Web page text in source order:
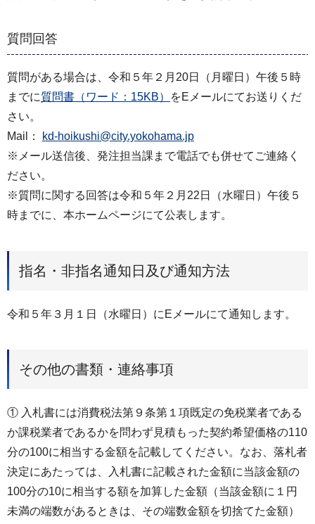
質問回答
質問がある場合は、令和５年２月20日（月曜日）午後５時
までに質問書（ワード：15KB）
をEメールにてお送りくだ
さい。
Mail：
kd-hoikushi@city.yokohama.jp
※メール送信後、発注担当課まで電話でも併せてご連絡く
ださい。
※質問に関する回答は令和５年２月22日（水曜日）午後５
時までに、本ホームページにて公表します。
指名・非指名通知日及び通知方法
令和５年３月１日（水曜日）にEメールにて通知します。
その他の書類・連絡事項
① 入札書には消費税法第９条第１項既定の免税業者である
か課税業者であるかを問わず見積もった契約希望価格の110
分の100に相当する金額を記載してください。なお、落札者
決定にあたっては、入札書に記載された金額に当該金額の
100分の10に相当する額を加算した金額（当該金額に１円
未満の端数があるときは、その端数金額を切捨てた金額）